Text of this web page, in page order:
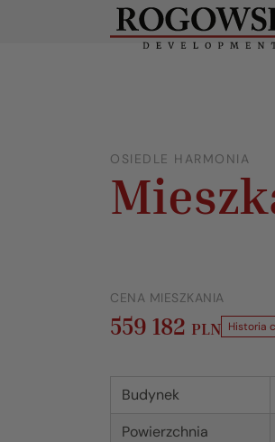
OSIEDLE HARMONIA
CENA MIESZKANIA
559 182 PLN Historia
Budynek
Powierzchnia